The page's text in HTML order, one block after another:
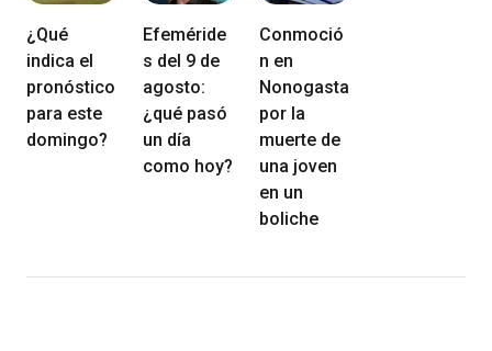
¿Qué
indica el
pronóstico
para este
domingo?
Efeméride
s del 9 de
agosto:
¿qué pasó
un día
como hoy?
Conmoció
n en
Nonogasta
por la
muerte de
una joven
en un
boliche